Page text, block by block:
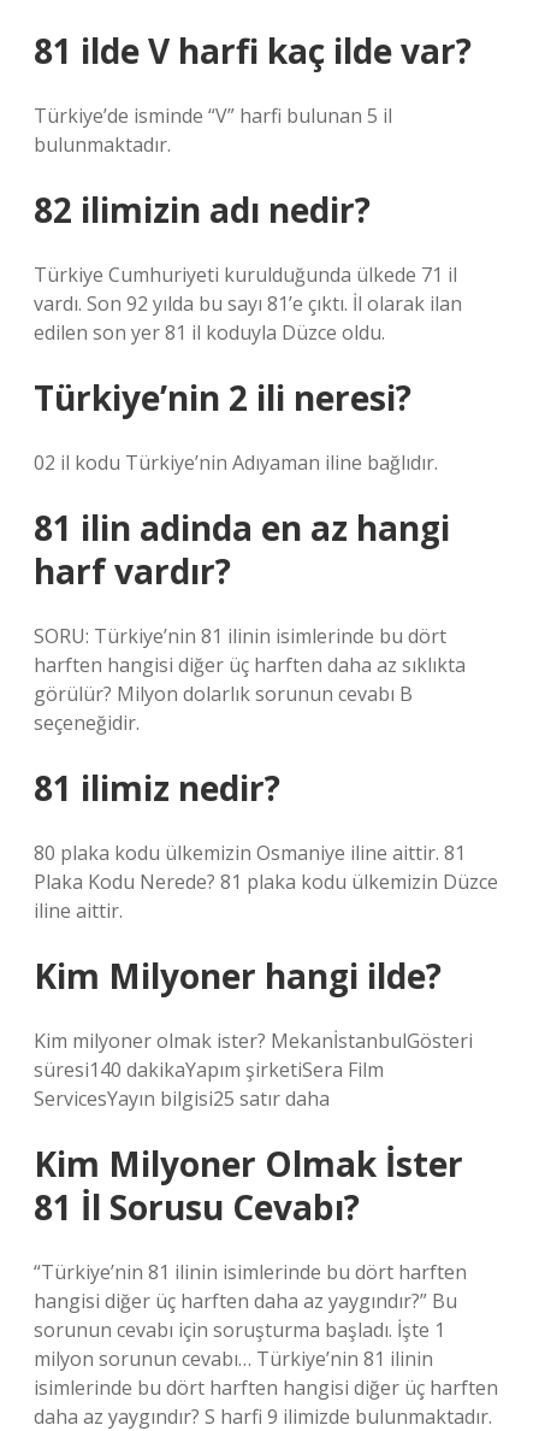
81 ilde V harfi kaç ilde var?
Türkiye’de isminde “V” harfi bulunan 5 il
bulunmaktadır.
82 ilimizin adı nedir?
Türkiye Cumhuriyeti kurulduğunda ülkede 71 il
vardı. Son 92 yılda bu sayı 81’e çıktı. İl olarak ilan
edilen son yer 81 il koduyla Düzce oldu.
Türkiye’nin 2 ili neresi?
02 il kodu Türkiye’nin Adıyaman iline bağlıdır.
81 ilin adinda en az hangi
harf vardır?
SORU: Türkiye’nin 81 ilinin isimlerinde bu dört
harften hangisi diğer üç harften daha az sıklıkta
görülür? Milyon dolarlık sorunun cevabı B
seçeneğidir.
81 ilimiz nedir?
80 plaka kodu ülkemizin Osmaniye iline aittir. 81
Plaka Kodu Nerede? 81 plaka kodu ülkemizin Düzce
iline aittir.
Kim Milyoner hangi ilde?
Kim milyoner olmak ister? MekanİstanbulGösteri
süresi140 dakikaYapım şirketiSera Film
ServicesYayın bilgisi25 satır daha
Kim Milyoner Olmak İster
81 İl Sorusu Cevabı?
“Türkiye’nin 81 ilinin isimlerinde bu dört harften
hangisi diğer üç harften daha az yaygındır?” Bu
sorunun cevabı için soruşturma başladı. İşte 1
milyon sorunun cevabı… Türkiye’nin 81 ilinin
isimlerinde bu dört harften hangisi diğer üç harften
daha az yaygındır? S harfi 9 ilimizde bulunmaktadır.